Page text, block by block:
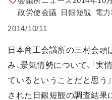
政労使会議
日銀短観
電
2014/10/11
日本商工会議所の三村会頭
み、景気情勢について、「
ているということだと思う
された日銀短観の調査結果